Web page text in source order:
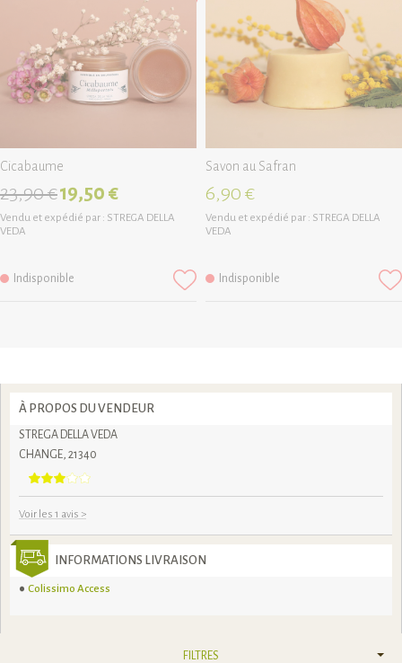
Cicabaume
23,90 €19,50 €
Vendu et expédié par : STREGA DELLA
VEDA
Indisponible
Savon au Safran
6,90 €
Vendu et expédié par : STREGA DELLA
VEDA
Indisponible
À PROPOS DU VENDEUR
STREGA DELLA VEDA
CHANGE, 21340
Voir les 1 avis >
INFORMATIONS LIVRAISON
Colissimo Access
FILTRES